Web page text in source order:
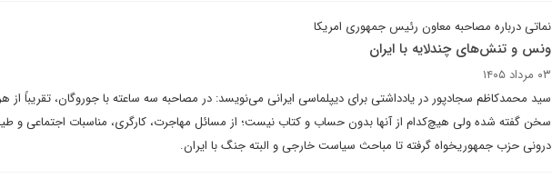
نماتی درباره مصاحبه معاون رئیس جمهوری امریکا
ونس و تنش‌های چندلایه با ایران
۰۳ مرداد ۱۴۰۵
سید محمدکاظم سجادپور در یادداشتی برای دیپلماسی ایرانی می‌نویسد: در مصاحبه سه ساعته با جوروگان، تقریباً از
سخن گفته شده ولی هیچ‌کدام از آنها بدون حساب و کتاب نیست؛ از مسائل مهاجرت، کارگری، مناسبات اجتماعی و
درونی حزب جمهوریخواه گرفته تا مباحث سیاست خارجی و البته جنگ با ایران.